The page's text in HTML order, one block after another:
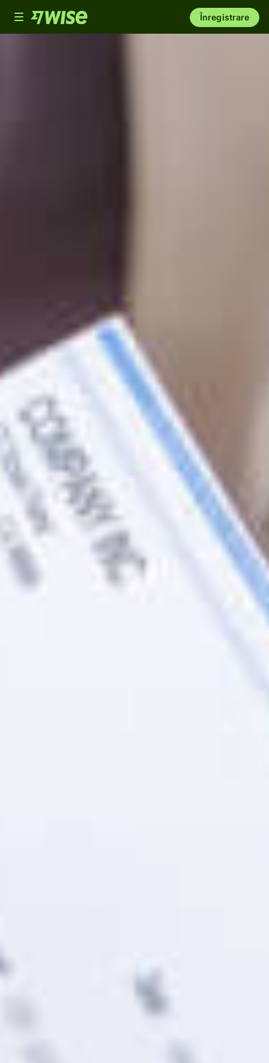
Toggle
navigation
Înregistrare